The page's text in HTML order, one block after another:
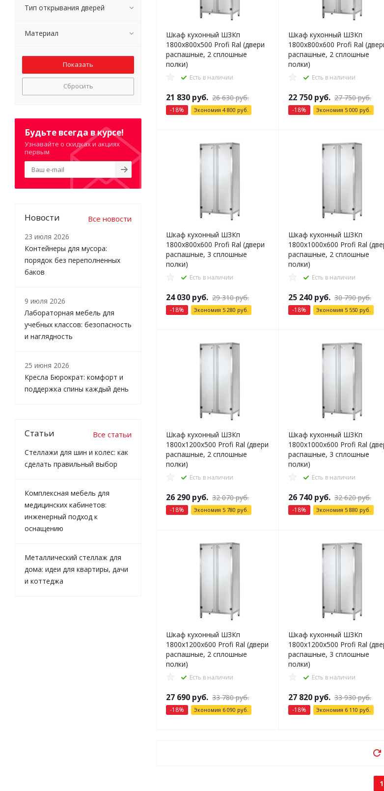
Шкаф кухонный ШЗКп
1800x800x500 Profi Ral (двери
распашные, 2 сплошные
полки)
Есть в наличии
21 830 руб. 26 630руб.
-18% Экономия 4 800 руб.
Шкаф кухонный ШЗКп
1800x800x600 Profi Ral
распашные, 2 сплошные
полки)
Есть в наличии
22 750 руб. 27 750руб.
-18% Экономия 5 000 руб.
Шкаф кухонный ШЗКп
1800x800x600 Profi Ral (двери
распашные, 3 сплошные
полки)
Есть в наличии
24 030 руб. 29 310руб.
-18% Экономия 5 280 руб.
Шкаф кухонный ШЗКп
1800x1000x600 Profi Ral
распашные, 2 сплошные
полки)
Есть в наличии
25 240 руб. 30 790руб.
-18% Экономия 5 550 руб.
Шкаф кухонный ШЗКп
1800x1200x500 Profi Ral (двери
распашные, 2 сплошные
полки)
Есть в наличии
26 290 руб. 32 070руб.
-18% Экономия 5 780 руб.
Шкаф кухонный ШЗКп
1800x1000x600 Profi Ral
распашные, 3 сплошные
полки)
Есть в наличии
26 740 руб. 32 620руб.
-18% Экономия 5 880 руб.
Шкаф кухонный ШЗКп
1800x1200x600 Profi Ral (двери
распашные, 2 сплошные
полки)
Есть в наличии
27 690 руб. 33 780руб.
-18% Экономия 6 090 руб.
Шкаф кухонный ШЗКп
1800x1200x500 Profi Ral
распашные, 3 сплошные
полки)
Есть в наличии
27 820 руб. 33 930руб.
-18% Экономия 6 110 руб.
1
Тип открывания дверей
Материал
Сбросить
Будьте всегда в курсе!
Узнавайте о скидках и акциях
первым
Новости Все новости
23 июля 2026
Контейнеры для мусора:
порядок без переполненных
баков
9 июля 2026
Лабораторная мебель для
учебных классов: безопасность
и наглядность
25 июня 2026
Кресла Бюрократ: комфорт и
поддержка спины каждый день
Статьи Все статьи
Стеллажи для шин и колес: как
сделать правильный выбор
Комплексная мебель для
медицинских кабинетов:
инженерный подход к
оснащению
Металлический стеллаж для
дома: идеи для квартиры, дачи
и коттеджа